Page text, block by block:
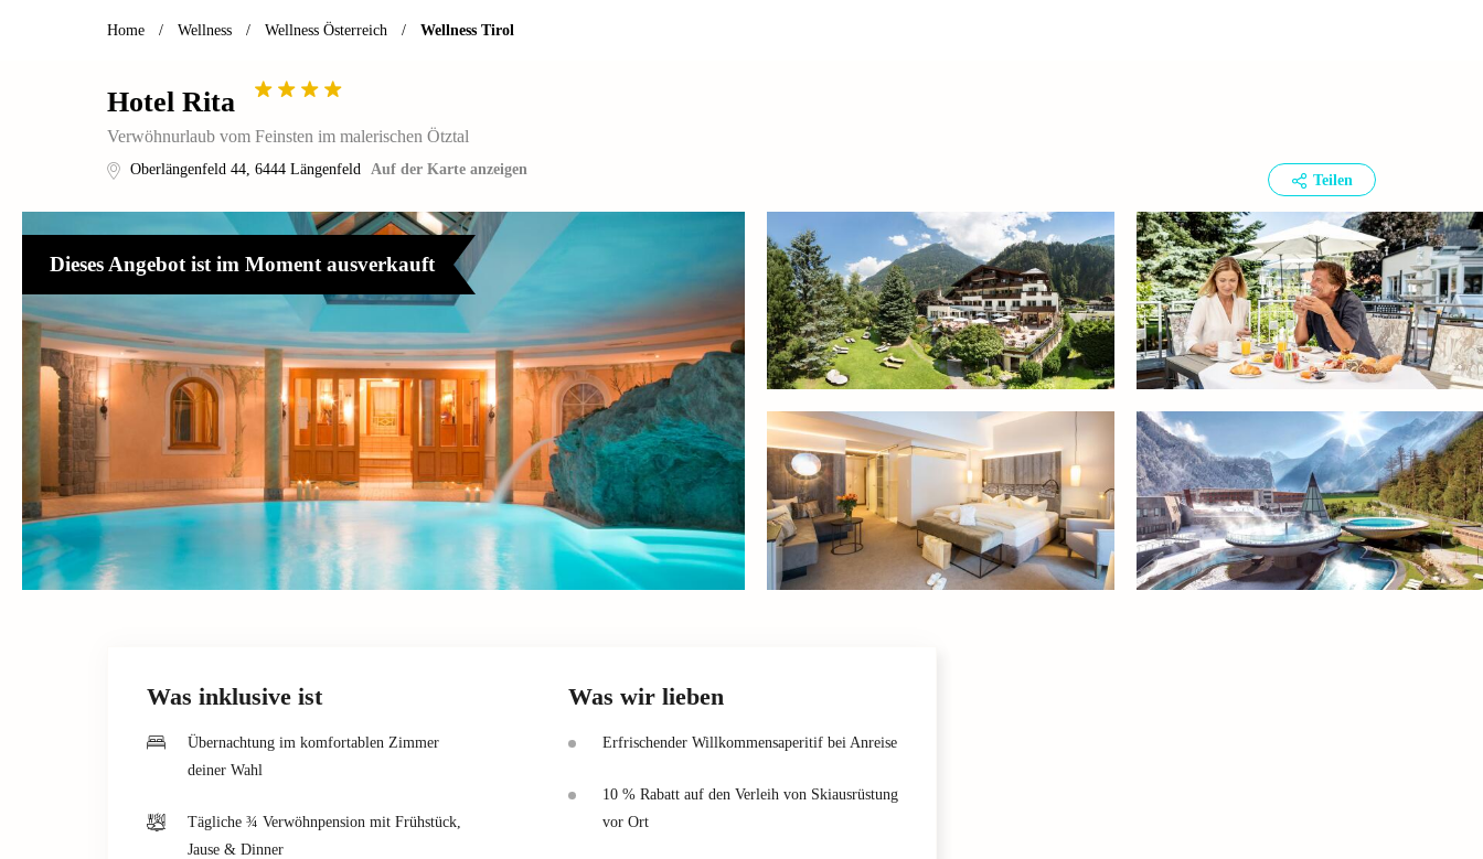
Home / Wellness / Wellness Österreich / Wellness Tirol
Hotel Rita
Verwöhnurlaub vom Feinsten im malerischen Ötztal
Oberlängenfeld 44, 6444 Längenfeld Auf der Karte anzeigen
Teilen
Dieses Angebot ist im Moment ausverkauft
Was inklusive ist
Übernachtung im komfortablen Zimmer
deiner Wahl
Tägliche ¾ Verwöhnpension mit Frühstück,
Jause & Dinner
Was wir lieben
Erfrischender Willkommensaperitif bei Anreise
10 % Rabatt auf den Verleih von Skiausrüstung
vor Ort